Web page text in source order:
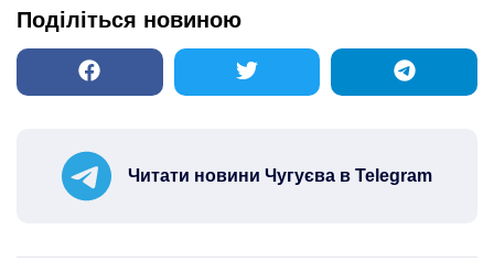
Поділіться новиною
Читати новини Чугуєва в Telegram